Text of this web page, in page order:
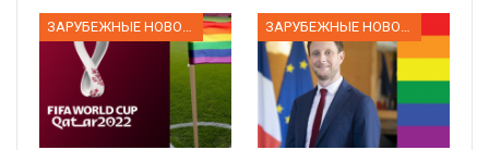
ЗАРУБЕЖНЫЕ НОВОСТИ ЗАРУБЕЖНЫЕ НОВОСТИ